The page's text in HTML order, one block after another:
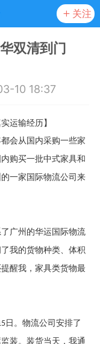
关注
奖
双清到门
10 18:37
运输经历】
会从国内采购一些家
购买一批中式家具和
的一家国际物流公司来
广州 的华运国际物流
我的货物种类、体积
醒我，家具类货物最
日。物流公司安排了
装。装货当天，我通